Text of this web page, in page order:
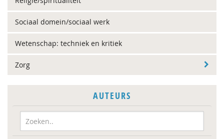
Sociaal domein/sociaal werk
Wetenschap: techniek en kritiek
Zorg
AUTEURS